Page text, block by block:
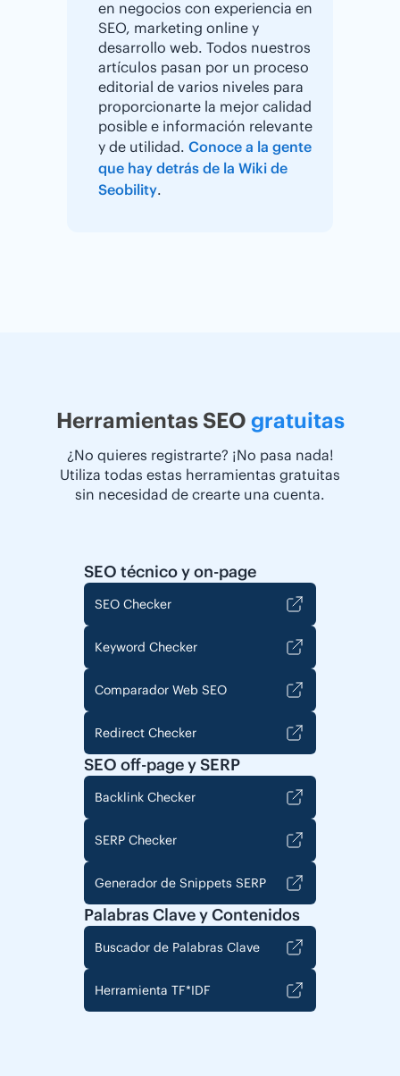
en negocios con experiencia en
SEO, marketing online y
desarrollo web. Todos nuestros
artículos pasan por un proceso
editorial de varios niveles para
proporcionarte la mejor calidad
posible e información relevante
y de utilidad. Conoce a la gente
que hay detrás de la Wiki de
Seobility.
Herramientas SEO gratuitas
¿No quieres registrarte? ¡No pasa nada!
Utiliza todas estas herramientas gratuitas
sin necesidad de crearte una cuenta.
SEO técnico y on-page
SEO Checker
Keyword Checker
Comparador Web SEO
Redirect Checker
SEO off-page y SERP
Backlink Checker
SERP Checker
Generador de Snippets SERP
Palabras Clave y Contenidos
Buscador de Palabras Clave
Herramienta TF*IDF